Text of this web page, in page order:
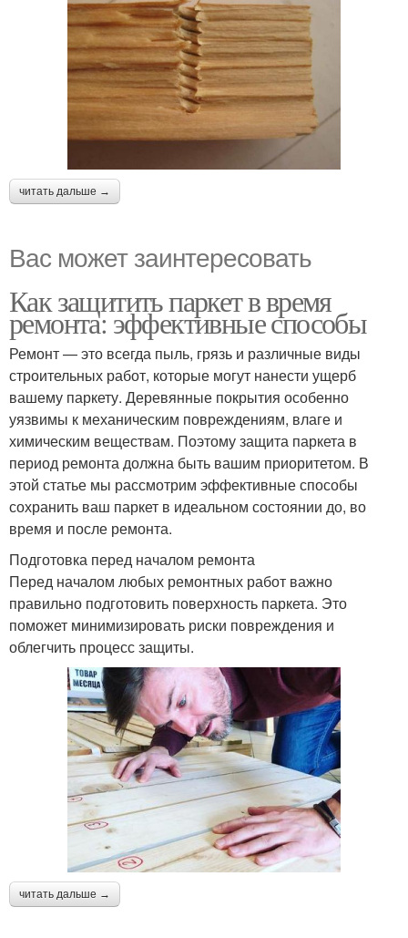
читать дальше →
Вас может заинтересовать
Как защитить паркет в время
ремонта: эффективные способы
Ремонт — это всегда пыль, грязь и различные виды
строительных работ, которые могут нанести ущерб
вашему паркету. Деревянные покрытия особенно
уязвимы к механическим повреждениям, влаге и
химическим веществам. Поэтому защита паркета в
период ремонта должна быть вашим приоритетом. В
этой статье мы рассмотрим эффективные способы
сохранить ваш паркет в идеальном состоянии до, во
время и после ремонта.
Подготовка перед началом ремонта
Перед началом любых ремонтных работ важно
правильно подготовить поверхность паркета. Это
поможет минимизировать риски повреждения и
облегчить процесс защиты.
читать дальше →